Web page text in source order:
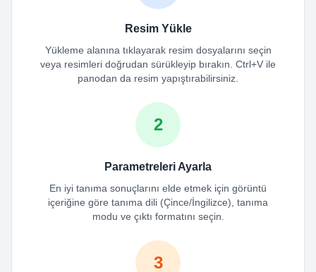
Resim Yükle
Yükleme alanına tıklayarak resim dosyalarını seçin
veya resimleri doğrudan sürükleyip bırakın. Ctrl+V ile
panodan da resim yapıştırabilirsiniz.
2
Parametreleri Ayarla
En iyi tanıma sonuçlarını elde etmek için görüntü
içeriğine göre tanıma dili (Çince/İngilizce), tanıma
modu ve çıktı formatını seçin.
3